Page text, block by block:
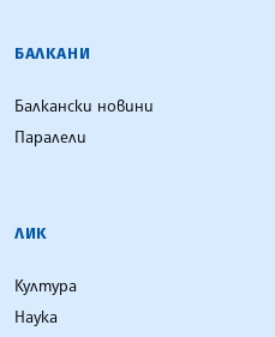
БАЛКАНИ
Балкански новини
Паралели
ЛИК
Култура
Наука